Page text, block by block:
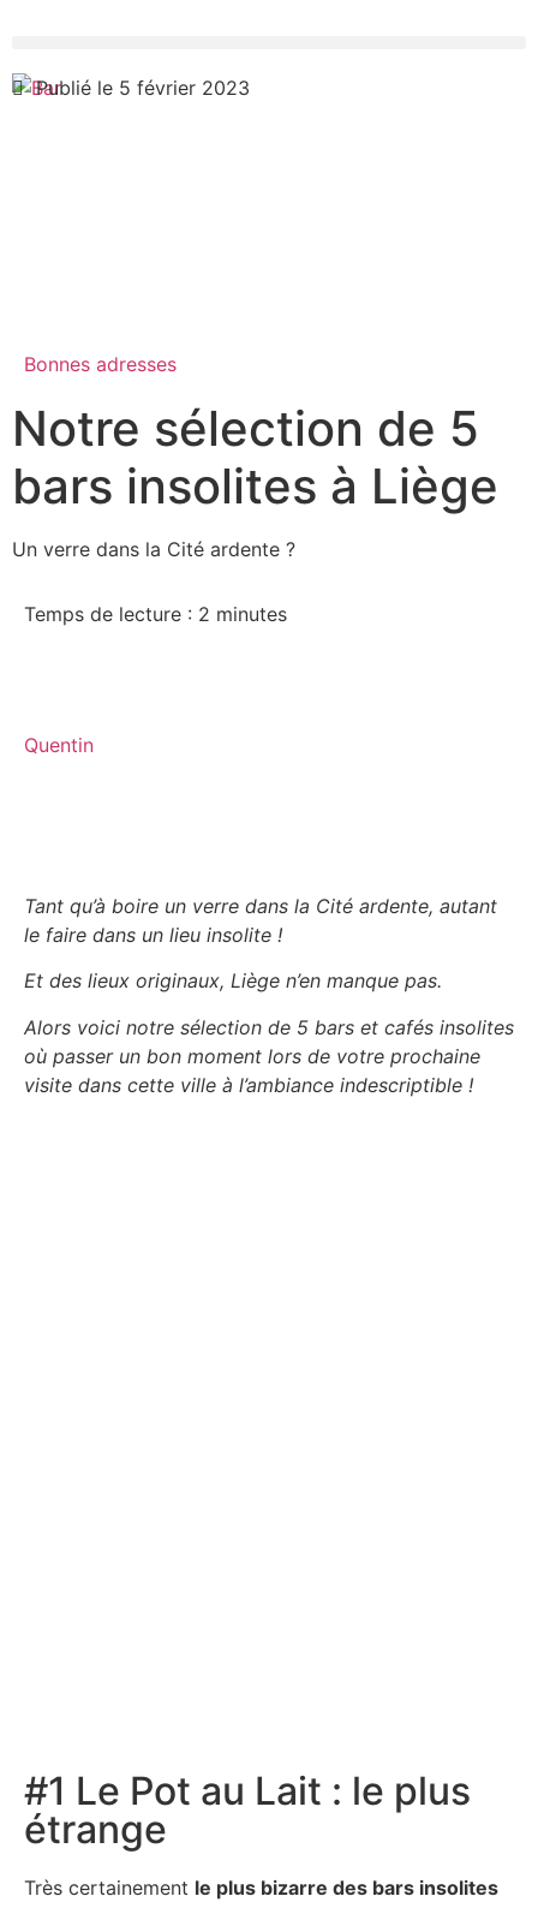
Bonnes adresses
Notre sélection de 5
bars insolites à Liège
Un verre dans la Cité ardente ?
Quentin
Temps de lecture : 2 minutes
Publié le 5 février 2023
Tant qu’à boire un verre dans la Cité ardente, autant
le faire dans un lieu insolite !
Et des lieux originaux, Liège n’en manque pas.
Alors voici notre sélection de 5 bars et cafés insolites
où passer un bon moment lors de votre prochaine
visite dans cette ville à l’ambiance indescriptible !
#1 Le Pot au Lait : le plus
étrange
Très certainement le plus bizarre des bars insolites